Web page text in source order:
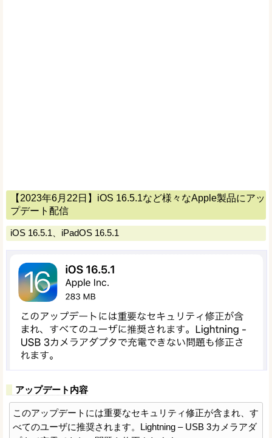
【2023年6月22日】iOS 16.5.1など様々なApple製品にアッ
プデート配信
iOS 16.5.1、iPadOS 16.5.1
アップデート内容
このアップデートには重要なセキュリティ修正が含まれ、す
べてのユーザに推奨されます。Lightning – USB 3カメラアダ